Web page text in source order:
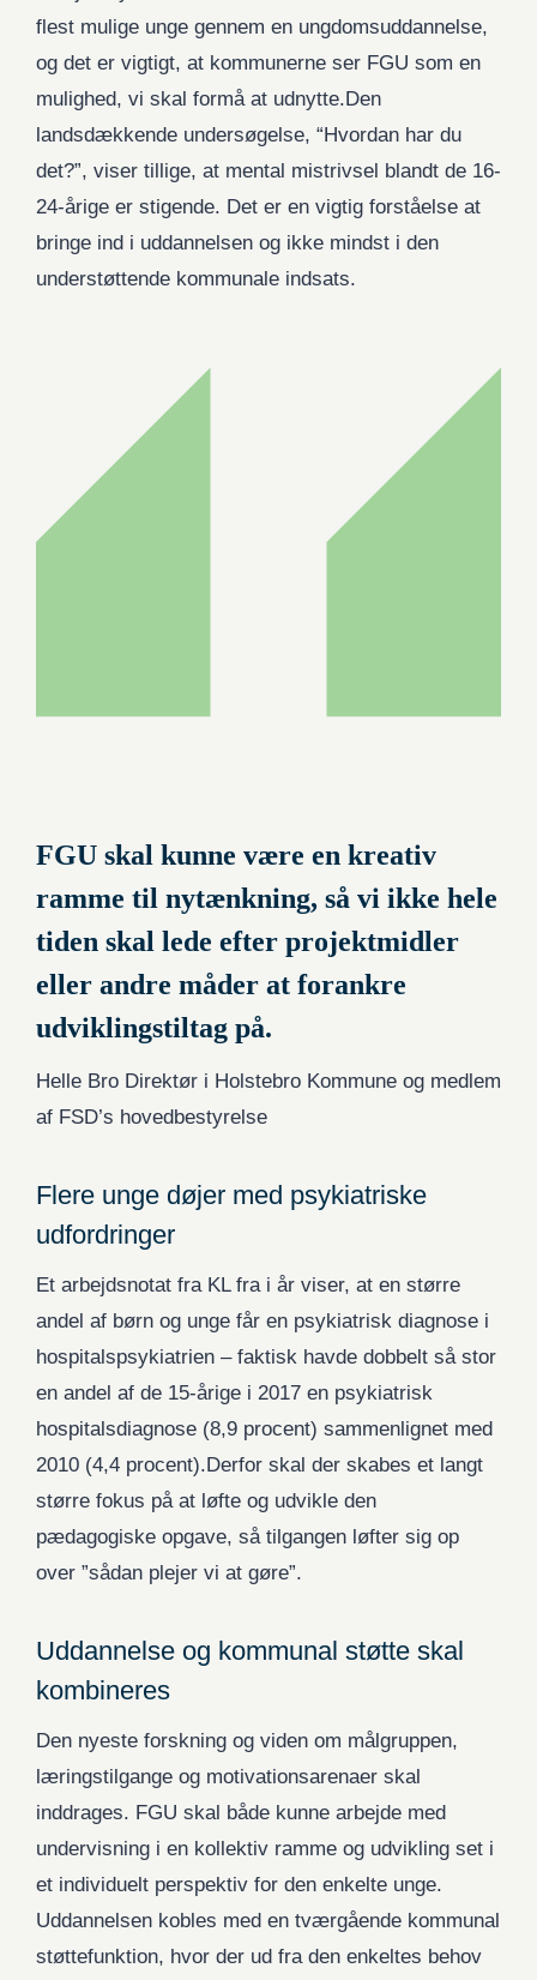
flest mulige unge gennem en ungdomsuddannelse,
og det er vigtigt, at kommunerne ser FGU som en
mulighed, vi skal formå at udnytte.Den
landsdækkende undersøgelse, “Hvordan har du
det?”, viser tillige, at mental mistrivsel blandt de 16-
24-årige er stigende. Det er en vigtig forståelse at
bringe ind i uddannelsen og ikke mindst i den
understøttende kommunale indsats.
FGU skal kunne være en kreativ
ramme til nytænkning, så vi ikke hele
tiden skal lede efter projektmidler
eller andre måder at forankre
udviklingstiltag på.
Helle Bro Direktør i Holstebro Kommune og medlem
af FSD’s hovedbestyrelse
Flere unge døjer med psykiatriske
udfordringer
Et arbejdsnotat fra KL fra i år viser, at en større
andel af børn og unge får en psykiatrisk diagnose i
hospitalspsykiatrien – faktisk havde dobbelt så stor
en andel af de 15-årige i 2017 en psykiatrisk
hospitalsdiagnose (8,9 procent) sammenlignet med
2010 (4,4 procent).Derfor skal der skabes et langt
større fokus på at løfte og udvikle den
pædagogiske opgave, så tilgangen løfter sig op
over ”sådan plejer vi at gøre”.
Uddannelse og kommunal støtte skal
kombineres
Den nyeste forskning og viden om målgruppen,
læringstilgange og motivationsarenaer skal
inddrages. FGU skal både kunne arbejde med
undervisning i en kollektiv ramme og udvikling set i
et individuelt perspektiv for den enkelte unge.
Uddannelsen kobles med en tværgående kommunal
støttefunktion, hvor der ud fra den enkeltes behov